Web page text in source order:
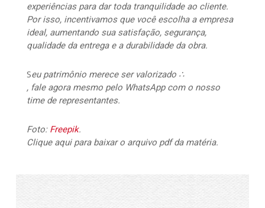
experiências para dar toda tranquilidade ao cliente.
Por isso, incentivamos que você escolha a empresa
ideal, aumentando sua satisfação, segurança,
qualidade da entrega e a durabilidade da obra.
Seu patrimônio merece ser valorizado ∴
, fale agora mesmo pelo WhatsApp com o nosso
time de representantes.
Foto: Freepik.
Clique aqui para baixar o arquivo pdf da matéria.